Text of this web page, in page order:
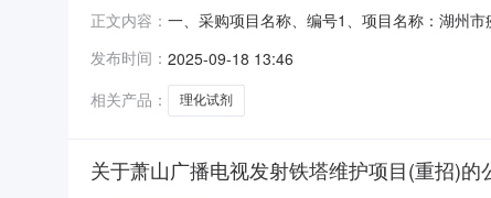
正文内容： 一、采购项目名称、编号1、项目名称：湖州
名称、地址及排序1、入围结果：入围结果信
格型号或
发布时间： 2025-09-18 13:46
相关产品：
理化试剂
关于萧山广播电视发射铁塔维护项目(重招)